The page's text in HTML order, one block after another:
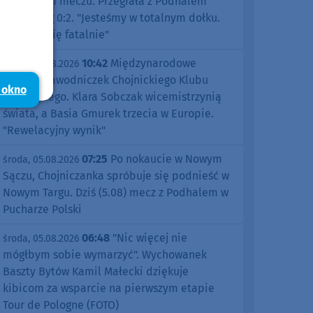
Nowy Targ 0:2. "Jesteśmy w totalnym dołku.
Czujemy się fatalnie"
środa, 05.08.2026 10:42 Międzynarodowe
sukcesy zawodniczek Chojnickiego Klubu
Żeglarskiego. Klara Sobczak wicemistrzynią
świata, a Basia Gmurek trzecia w Europie.
"Rewelacyjny wynik"
środa, 05.08.2026 07:25 Po nokaucie w Nowym
Sączu, Chojniczanka spróbuje się podnieść w
Nowym Targu. Dziś (5.08) mecz z Podhalem w
Pucharze Polski
środa, 05.08.2026 06:48 "Nic więcej nie
mógłbym sobie wymarzyć". Wychowanek
Baszty Bytów Kamil Małecki dziękuje
kibicom za wsparcie na pierwszym etapie
Tour de Pologne (FOTO)